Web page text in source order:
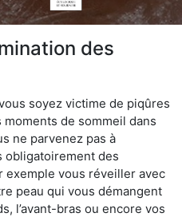
des
soyez victime de piqûres
de sommeil dans
ne parvenez pas à
obligatoirement des
exemple vous réveiller avec
peau qui vous démangent
l’avant-bras ou encore vos